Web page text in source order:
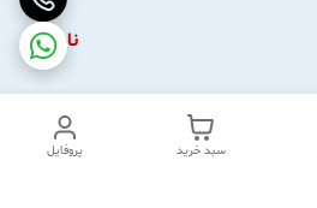
ناموجود
پروفایل سبد خرید